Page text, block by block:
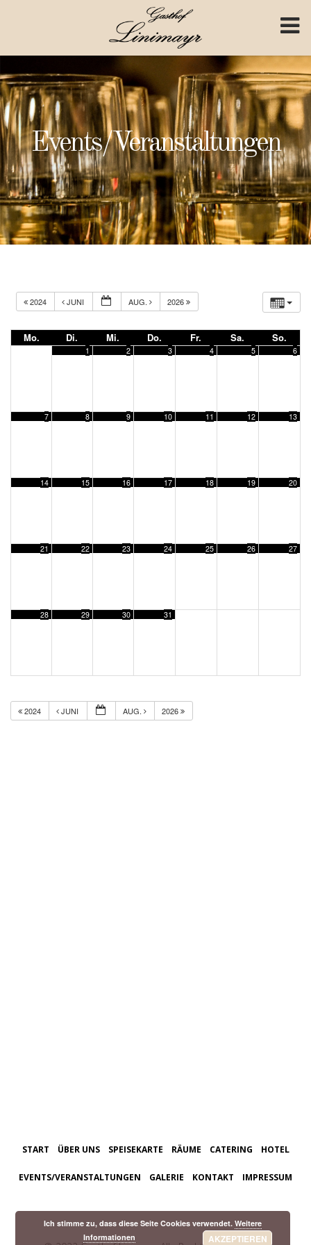
Events/Veranstaltungen
2024 JUNI AUG. 2026
Mo. Di. Mi. Do. Fr. Sa. So.
1 2 3 4 5 6
7 8 9 10 11 12 13
14 15 16 17 18 19 20
21 22 23 24 25 26 27
28 29 30 31
2024 JUNI AUG. 2026
START ÜBER UNS SPEISEKARTE RÄUME CATERING HOTEL
EVENTS/VERANSTALTUNGEN GALERIE KONTAKT IMPRESSUM
Ich stimme zu, dass diese Seite Cookies verwendet.Weitere
Informationen
AKZEPTIEREN